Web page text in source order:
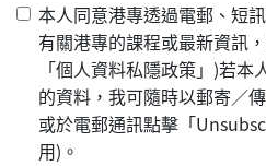
本人同意港專透過電郵、短
有關港專的課程或最新資訊
「個人資料私隱政策」)若
的資料，我可隨時以郵寄／
或於電郵通訊點擊「
用)。